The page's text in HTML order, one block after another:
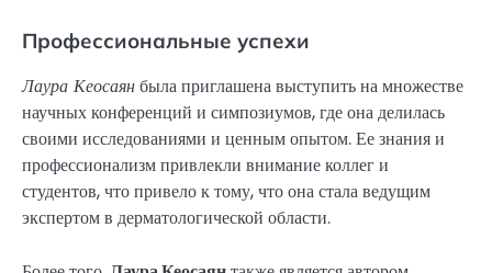
Профессиональные успехи
Лаура Кеосаянбыла приглашена выступить на множестве
научных конференций и симпозиумов, где она делилась
своими исследованиями и ценным опытом. Ее знания и
профессионализм привлекли внимание коллег и
студентов, что привело к тому, что она стала ведущим
экспертом в дерматологической области.